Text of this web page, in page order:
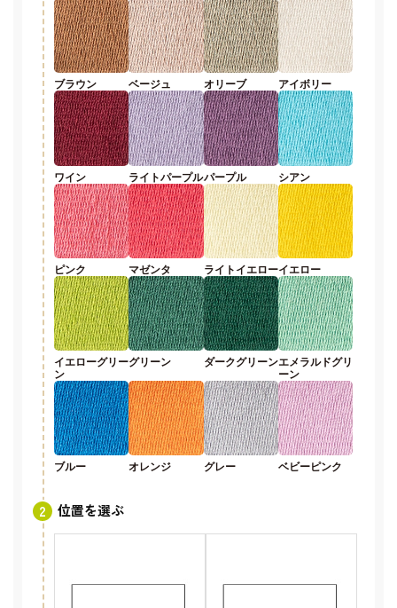
ブラウン ベージュ オリーブ アイボリー
ワイン ライトパープルパープル シアン
ピンク マゼンタ ライトイエローイエロー
イエローグリー
ン
グリーン ダークグリーンエメラルドグリ
ーン
ブルー オレンジ グレー ベビーピンク
位置を選ぶ